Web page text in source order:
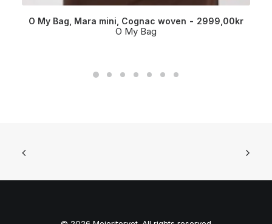
O My Bag, Mara mini, Cognac woven 2999,00kr
O My Bag